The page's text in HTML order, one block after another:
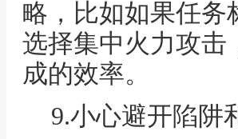
略，比如如果任务
选择集中火力攻击
成的效率。
9.小心避开陷阱